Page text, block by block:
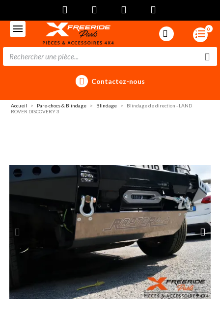
0
Contactez-nous
Accueil Pare-chocs & Blindage Blindage
Blindage de direction - LAND
ROVER DISCOVERY 3